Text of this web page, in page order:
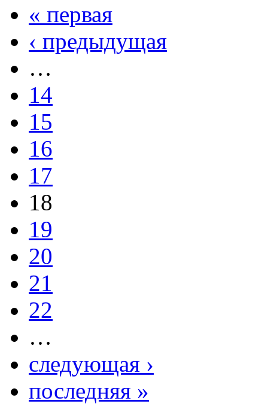
« первая
‹ предыдущая
…
14
15
16
17
18
19
20
21
22
…
следующая ›
последняя »